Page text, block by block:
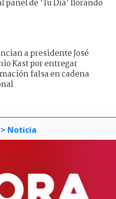
panel de ’Tu Día’ llorando
a presidente José
Kast por entregar
falsa en cadena
> Noticia